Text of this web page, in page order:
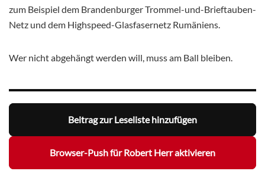
zum Beispiel dem Brandenburger Trommel-und-Brieftauben-
Netz und dem Highspeed-Glasfasernetz Rumäniens.
Wer nicht abgehängt werden will, muss am Ball bleiben.
Beitrag zur Leseliste hinzufügen
Browser-Push für Robert Herr aktivieren